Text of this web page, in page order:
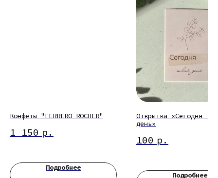
Конфеты "FERRERO ROCHER"
1 150 р.
Подробнее
Открытка «Сегодня
день»
100 р.
Подробнее